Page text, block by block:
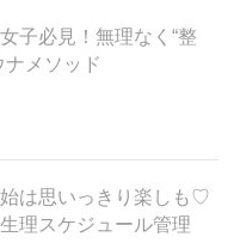
子必見！無理なく“整
ナメソッド
は思いっきり楽しも♡
理スケジュール管理